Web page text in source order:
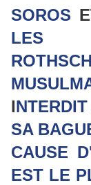
SOROS
LES
I
SA
CAUSE
EST LE